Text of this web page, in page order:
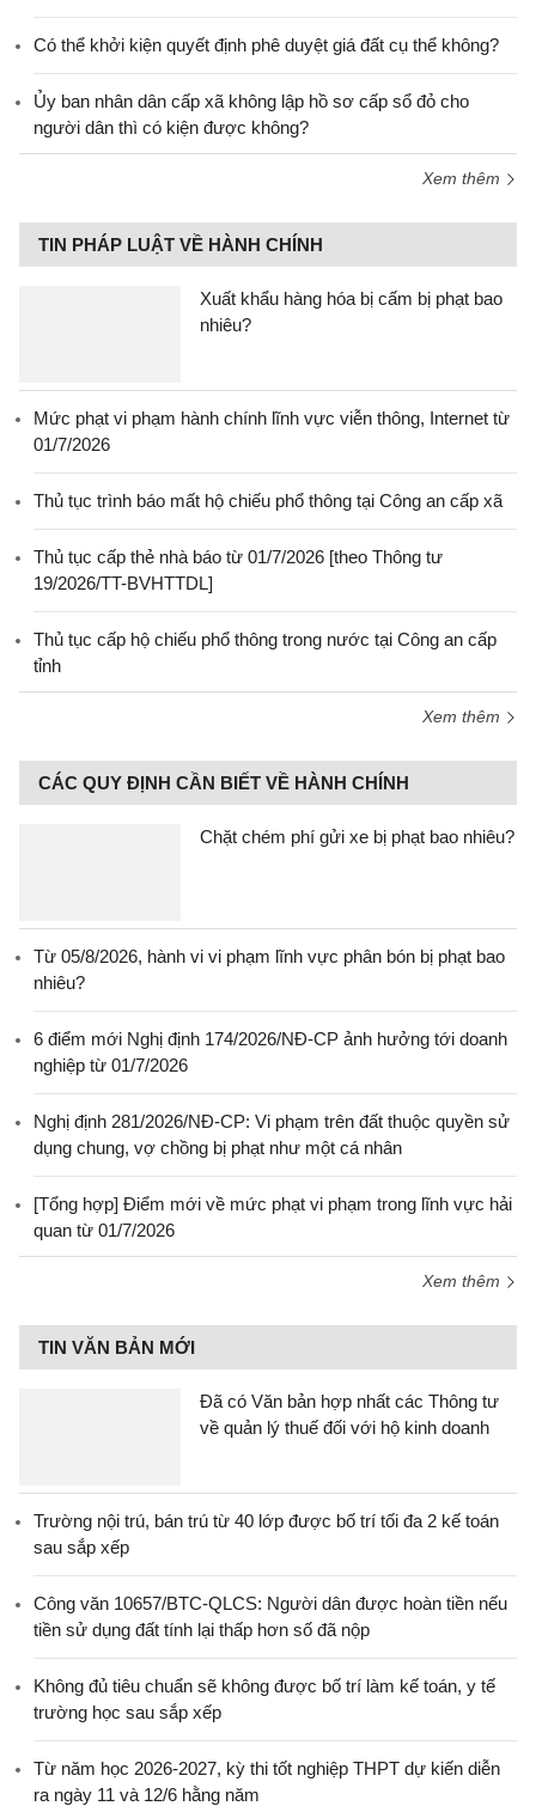
Có thể khởi kiện quyết định phê duyệt giá đất cụ thể không?
Ủy ban nhân dân cấp xã không lập hồ sơ cấp sổ đỏ cho
người dân thì có kiện được không?
Xem thêm
TIN PHÁP LUẬT VỀ HÀNH CHÍNH
Xuất khẩu hàng hóa bị cấm bị phạt bao
nhiêu?
Mức phạt vi phạm hành chính lĩnh vực viễn thông, Internet từ
01/7/2026
Thủ tục trình báo mất hộ chiếu phổ thông tại Công an cấp xã
Thủ tục cấp thẻ nhà báo từ 01/7/2026 [theo Thông tư
19/2026/TT-BVHTTDL]
Thủ tục cấp hộ chiếu phổ thông trong nước tại Công an cấp
tỉnh
Xem thêm
CÁC QUY ĐỊNH CẦN BIẾT VỀ HÀNH CHÍNH
Chặt chém phí gửi xe bị phạt bao nhiêu?
Từ 05/8/2026, hành vi vi phạm lĩnh vực phân bón bị phạt bao
nhiêu?
6 điểm mới Nghị định 174/2026/NĐ-CP ảnh hưởng tới doanh
nghiệp từ 01/7/2026
Nghị định 281/2026/NĐ-CP: Vi phạm trên đất thuộc quyền sử
dụng chung, vợ chồng bị phạt như một cá nhân
[Tổng hợp] Điểm mới về mức phạt vi phạm trong lĩnh vực hải
quan từ 01/7/2026
Xem thêm
TIN VĂN BẢN MỚI
Đã có Văn bản hợp nhất các Thông tư
về quản lý thuế đối với hộ kinh doanh
Trường nội trú, bán trú từ 40 lớp được bố trí tối đa 2 kế toán
sau sắp xếp
Công văn 10657/BTC-QLCS: Người dân được hoàn tiền nếu
tiền sử dụng đất tính lại thấp hơn số đã nộp
Không đủ tiêu chuẩn sẽ không được bố trí làm kế toán, y tế
trường học sau sắp xếp
Từ năm học 2026-2027, kỳ thi tốt nghiệp THPT dự kiến diễn
ra ngày 11 và 12/6 hằng năm